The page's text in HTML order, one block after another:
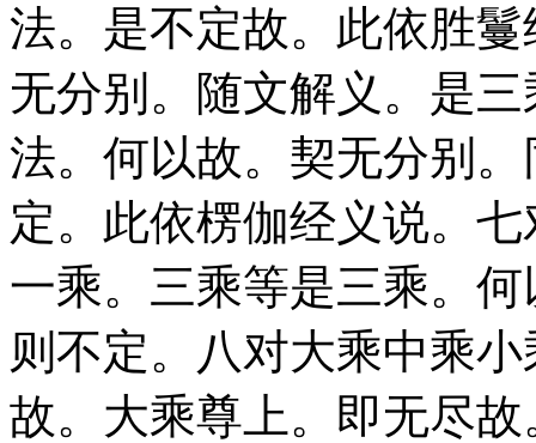
法。是不定故。此依胜
无分别。随文解义。是
法。何以故。契无分别
定。此依楞伽经义说。
一乘。三乘等是三乘。
则不定。八对大乘中乘
故。大乘尊上。即无尽